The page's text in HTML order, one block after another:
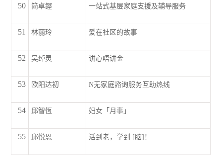
50 简卓鏗 一站式基层家庭支援及辅导服务
51 林丽玲 爱在社区的故事
52 吴绰灵 讲心唔讲金
53 欧阳达初 N无家庭諮询服务互助热线
54 邱智恆 妇女「月事」
55 邱悦恩 活到老，学到 [脑]！